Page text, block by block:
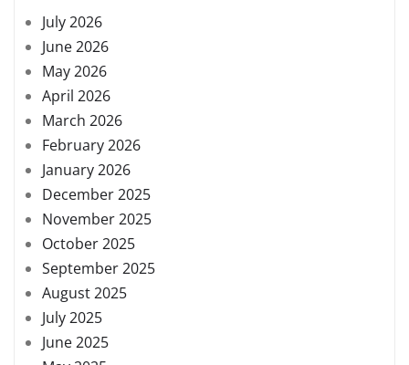
July 2026
June 2026
May 2026
April 2026
March 2026
February 2026
January 2026
December 2025
November 2025
October 2025
September 2025
August 2025
July 2025
June 2025